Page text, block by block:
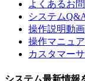
よくあるお
システム
操作説明動画
操作マニュ
カスタマー